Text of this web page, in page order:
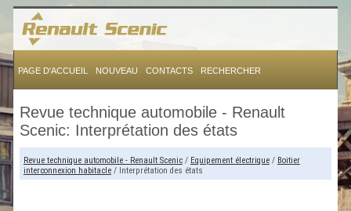
PAGE D'ACCUEIL NOUVEAU CONTACTS RECHERCHER
Revue technique automobile - Renault
Scenic: Interprétation des états
Revue technique automobile - Renault Scenic/ Equipement électrique/ Boitier
interconnexion habitacle/ Interprétation des états